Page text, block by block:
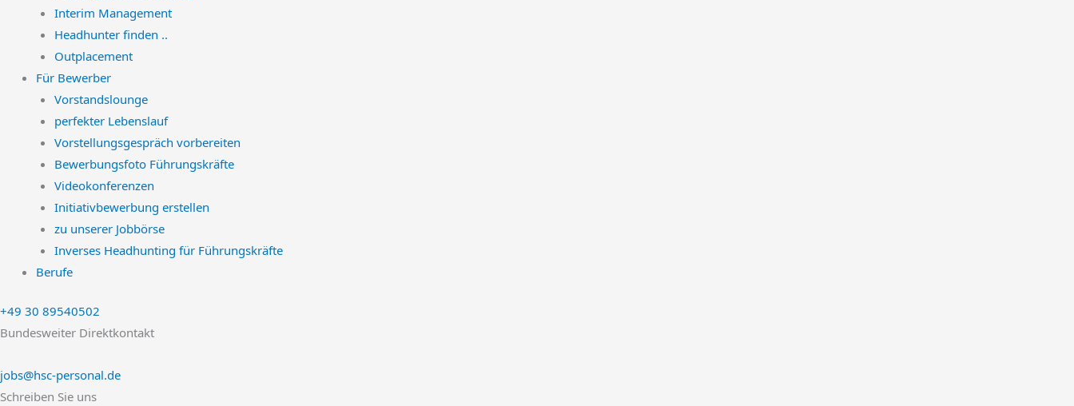
Interim Management
Headhunter finden ..
Outplacement
Für Bewerber
Vorstandslounge
perfekter Lebenslauf
Vorstellungsgespräch vorbereiten
Bewerbungsfoto Führungskräfte
Videokonferenzen
Initiativbewerbung erstellen
zu unserer Jobbörse
Inverses Headhunting für Führungskräfte
Berufe
+49 30 89540502
Bundesweiter Direktkontakt
jobs@hsc-personal.de
Schreiben Sie uns